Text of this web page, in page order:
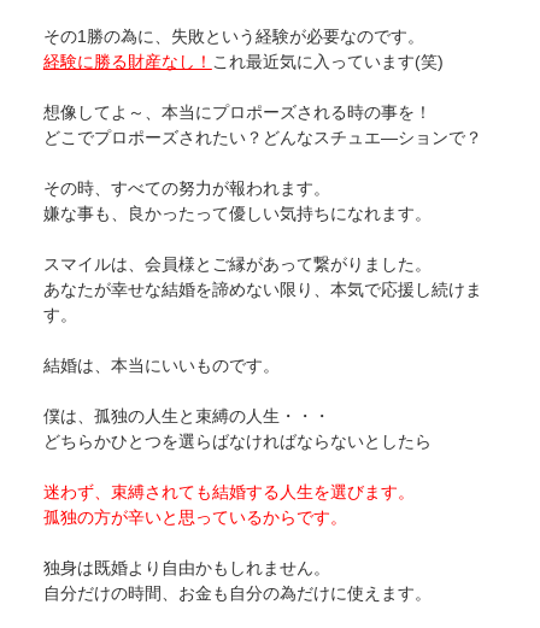
その1勝の為に、失敗という経験が必要なのです。
経験に勝る財産なし！ これ最近気に入っています(笑)
想像してよ～、本当にプロポーズされる時の事を！
どこでプロポーズされたい？どんなスチュエ―ションで？
その時、すべての努力が報われます。
嫌な事も、良かったって優しい気持ちになれます。
スマイルは、会員様とご縁があって繋がりました。
あなたが幸せな結婚を諦めない限り、本気で応援し続けま
す。
結婚は、本当にいいものです。
僕は、孤独の人生と束縛の人生・・・
どちらかひとつを選らばなければならないとしたら
迷わず、束縛されても結婚する人生を選びます。
孤独の方が辛いと思っているからです。
独身は既婚より自由かもしれません。
自分だけの時間、お金も自分の為だけに使えます。